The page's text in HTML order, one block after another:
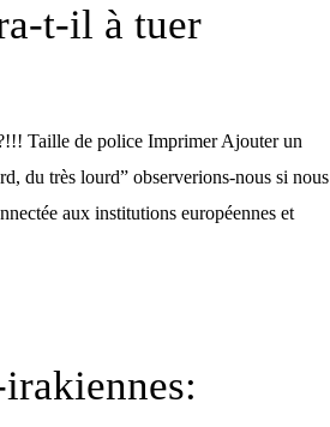
t-il à tuer
Taille de police Imprimer Ajouter un
du très lourd” observerions-nous si nous
aux institutions européennes et